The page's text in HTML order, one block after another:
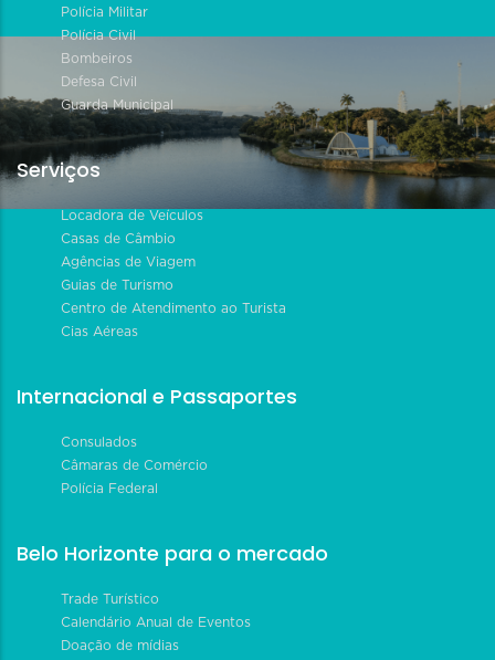
Polícia Militar
Polícia Civil
Bombeiros
Defesa Civil
Guarda Municipal
Serviços
Locadora de Veículos
Casas de Câmbio
Agências de Viagem
Guias de Turismo
Centro de Atendimento ao Turista
Cias Aéreas
Internacional e Passaportes
Consulados
Câmaras de Comércio
Polícia Federal
Belo Horizonte para o mercado
Trade Turístico
Calendário Anual de Eventos
Doação de mídias